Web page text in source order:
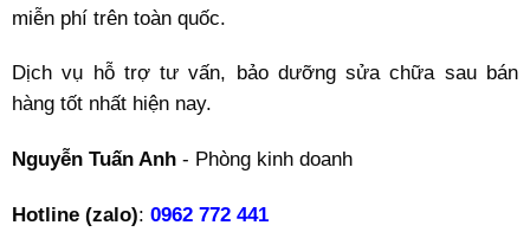
miễn phí trên toàn quốc.
Dịch vụ hỗ trợ tư vấn, bảo dưỡng sửa chữa sau bán
hàng tốt nhất hiện nay.
Nguyễn Tuấn Anh - Phòng kinh doanh
Hotline (zalo): 0962 772 441